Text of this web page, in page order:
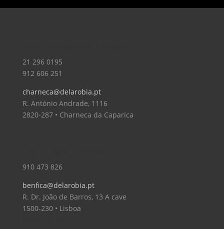
21 296 0195
912 606 251
charneca@delarobia.pt
R. António Andrade, 1116
2820-287 • Charneca da Caparica
910 473 826
benfica@delarobia.pt
R. Dr. João de Barros, 13 A cave
1500-230 • Lisboa